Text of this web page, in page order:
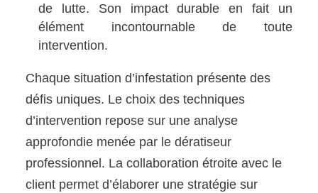
de lutte. Son impact durable en fait un
élément incontournable de toute
intervention.
Chaque situation d’infestation présente des
défis uniques. Le choix des techniques
d’intervention repose sur une analyse
approfondie menée par le dératiseur
professionnel. La collaboration étroite avec le
client permet d’élaborer une stratégie sur